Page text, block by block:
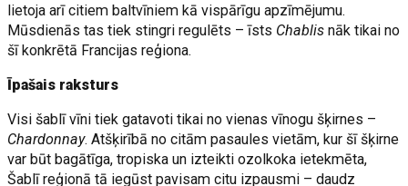
lietoja arī citiem baltvīniem kā vispārīgu apzīmējumu.
Mūsdienās tas tiek stingri regulēts – īsts Chablisnāk tikai no
šī konkrētā Francijas reģiona.
Īpašais raksturs
Visi šablī vīni tiek gatavoti tikai no vienas vīnogu šķirnes –
Chardonnay. Atšķirībā no citām pasaules vietām, kur šī šķirne
var būt bagātīga, tropiska un izteikti ozolkoka ietekmēta,
Šablī reģionā tā iegūst pavisam citu izpausmi – daudz